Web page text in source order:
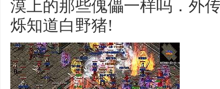
漠上的那些傀儡一样吗．外
烁知道白野猪!